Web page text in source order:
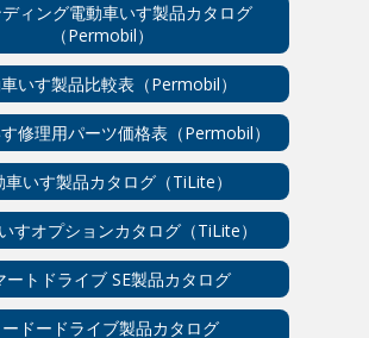
ィング電動車いす製品カタログ
（Permobil）
いす製品比較表（Permobil）
修理用パーツ価格表（Permobil）
車いす製品カタログ（TiLite）
すオプションカタログ（TiLite）
ートドライブ SE製品カタログ
ードードライブ製品カタログ